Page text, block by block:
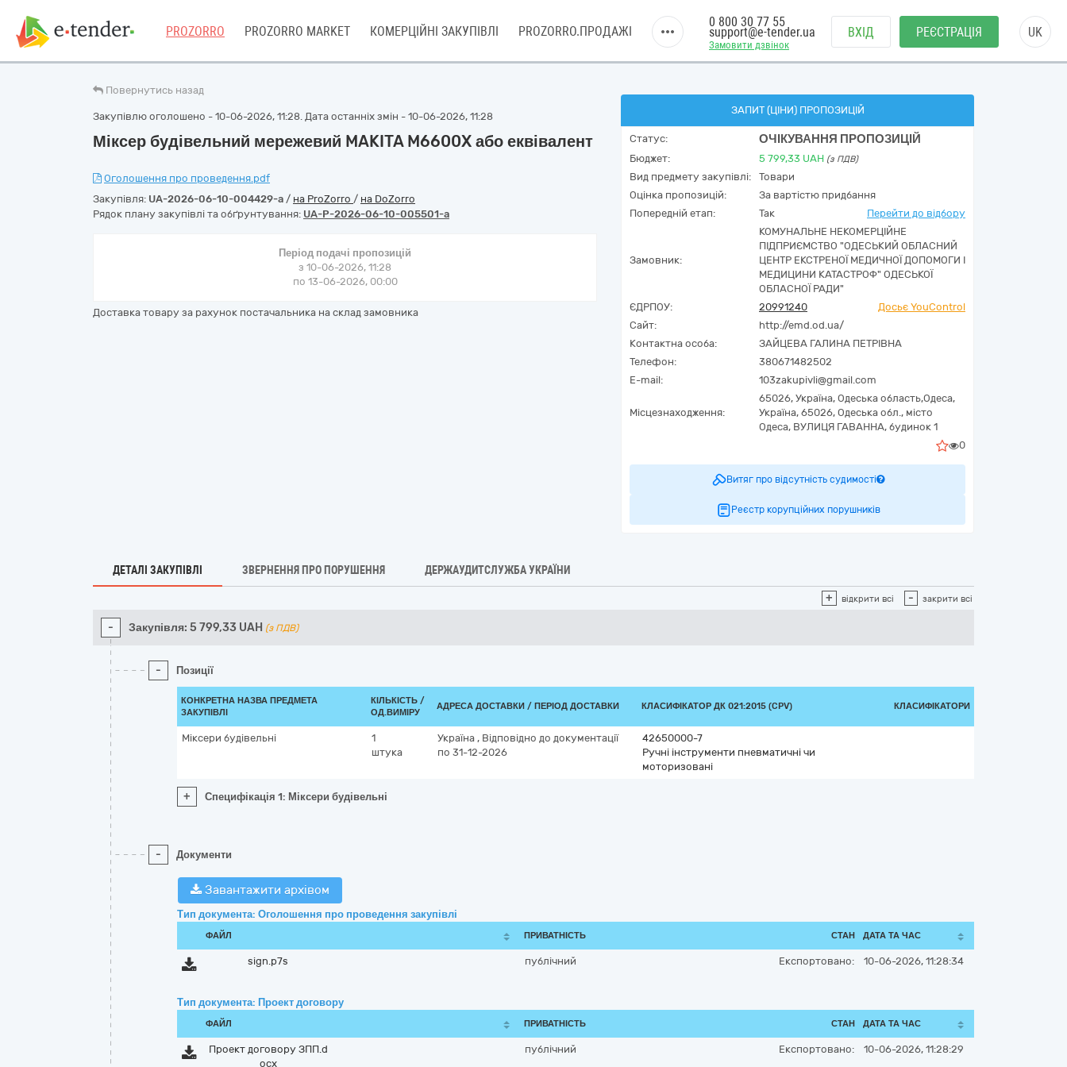
PROZORRO PROZORRO MARKET КОМЕРЦІЙНІ ЗАКУПІВЛІ PROZORRO.ПРОДАЖІ
Замовити дзвінок
0 800 30 77 55
support@e-tender.ua ВХІД РЕЄСТРАЦІЯ UK
Повернутись назад
Закупівлю оголошено - 10-06-2026, 11:28. Дата останніх змін - 10-06-2026, 11:28
Міксер будівельний мережевий MAKITA M6600X або еквівалент
Оголошення про проведення.pdf
Закупівля: UA-2026-06-10-004429-a / на ProZorro / на DoZorro
Рядок плану закупівлі та обґрунтування: UA-P-2026-06-10-005501-a
Період подачі пропозицій
з 10-06-2026, 11:28
по 13-06-2026, 00:00
Доставка товару за рахунок постачальника на склад замовника
ЗАПИТ (ЦІНИ) ПРОПОЗИЦІЙ
Статус: ОЧІКУВАННЯ ПРОПОЗИЦІЙ
Бюджет: 5 799,33 UAH (з ПДВ)
Вид предмету закупівлі:
Товари
Оцінка пропозицій:
За вартістю придбання
Попередній етап:
Так Перейти до відбору
Замовник:
КОМУНАЛЬНЕ НЕКОМЕРЦІЙНЕ
ПІДПРИЄМСТВО "ОДЕСЬКИЙ ОБЛАСНИЙ
ЦЕНТР ЕКСТРЕНОЇ МЕДИЧНОЇ ДОПОМОГИ І
МЕДИЦИНИ КАТАСТРОФ" ОДЕСЬКОЇ
ОБЛАСНОЇ РАДИ"
ЄДРПОУ:
20991240
Досьє YouControl
Сайт:
http://emd.od.ua/
Контактна особа:
ЗАЙЦЕВА ГАЛИНА ПЕТРІВНА
Телефон:
380671482502
E-mail:
103zakupivli@gmail.com
Місцезнаходження:
65026, Україна, Одеська область,Одеса,
Україна, 65026, Одеська обл., місто
Одеса, ВУЛИЦЯ ГАВАННА, будинок 1
0
Витяг про відсутність судимості
Реєстр корупційних порушників
ДЕТАЛІ ЗАКУПІВЛІ ЗВЕРНЕННЯ ПРО ПОРУШЕННЯ ДЕРЖАУДИТСЛУЖБА УКРАЇНИ
+ відкрити всі - закрити всі
- Закупівля: 5 799,33 UAH (з ПДВ)
- Позиції
КОНКРЕТНА НАЗВА ПРЕДМЕТА
ЗАКУПІВЛІ
КІЛЬКІСТЬ /
ОД.ВИМІРУ
АДРЕСА ДОСТАВКИ / ПЕРІОД ДОСТАВКИ КЛАСИФІКАТОР ДК 021:2015 (CPV) КЛАСИФІКАТОРИ
Міксери будівельні
1
штука
Україна , Відповідно до документації
по 31-12-2026
42650000-7
Ручні інструменти пневматичні чи
моторизовані
+ Специфікація 1: Міксери будівельні
- Документи
Завантажити архівом
Тип документа: Оголошення про проведення закупівлі
ФАЙЛ ПРИВАТНІСТЬ СТАН ДАТА ТА ЧАС
sign.p7s публічний Експортовано: 10-06-2026, 11:28:34
Тип документа: Проект договору
ФАЙЛ ПРИВАТНІСТЬ СТАН ДАТА ТА ЧАС
Проект договору ЗПП.d
ocx
публічний Експортовано: 10-06-2026, 11:28:29